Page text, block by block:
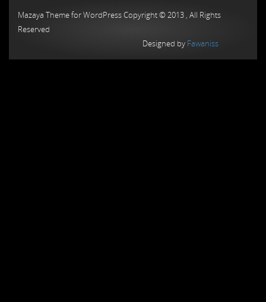
Mazaya Theme for WordPress Copyright © 2013 , All Rights
Reserved
Designed by Fawaniss